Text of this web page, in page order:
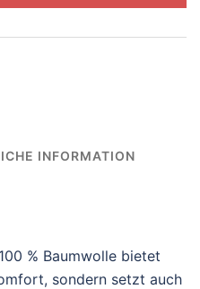
INFORMATION
% Baumwolle bietet
sondern setzt auch